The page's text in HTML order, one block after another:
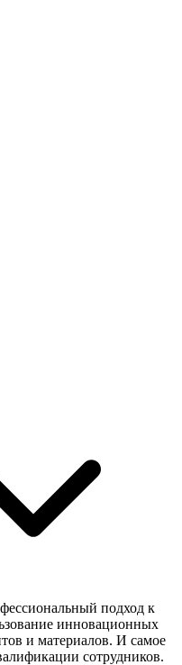
подход к
инновационных
и материалов. И самое
сотрудников.